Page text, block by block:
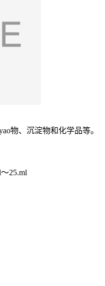
物、沉淀物和化学品等。
25.ml